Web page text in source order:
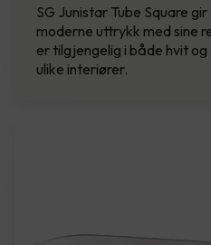
SG Junistar Tube Square
moderne uttrykk med sine
er tilgjengelig i både hvit
ulike interiører.